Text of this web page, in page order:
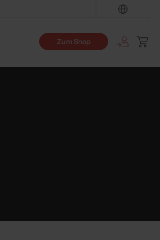
Zum Shop